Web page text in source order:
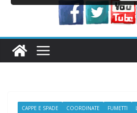
CAPPE E SPADE COORDINATE FUMETTI